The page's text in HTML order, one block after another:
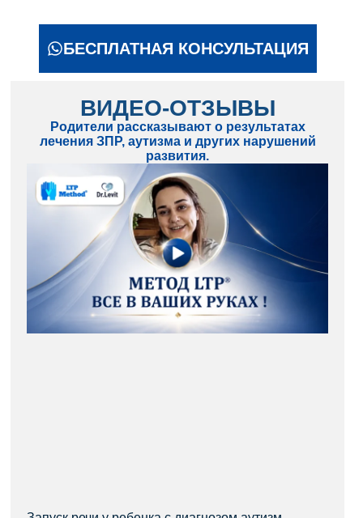
БЕСПЛАТНАЯ КОНСУЛЬТАЦИЯ
ВИДЕО-ОТЗЫВЫ
Родители рассказывают о результатах
лечения ЗПР, аутизма и других нарушений
развития.